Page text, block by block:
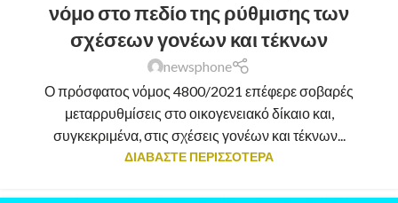
νόμο στο πεδίο της ρύθμισης των
σχέσεων γονέων και τέκνων
newsphone
Ο πρόσφατος νόμος 4800/2021 επέφερε σοβαρές
μεταρρυθμίσεις στο οικογενειακό δίκαιο και,
συγκεκριμένα, στις σχέσεις γονέων και τέκνων...
ΔΙΑΒΑΣΤΕ ΠΕΡΙΣΣΟΤΕΡΑ